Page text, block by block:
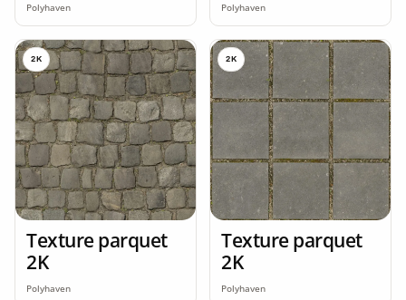
Polyhaven Polyhaven
2K
Texture parquet
2K
Polyhaven
2K
Texture parquet
2K
Polyhaven